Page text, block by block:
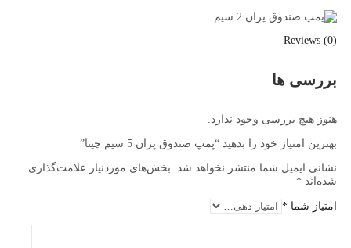
Reviews (0)
بررسی ها
هنوز هیچ بررسی وجود ندارد.
بهترین امتیاز خود را بدهید “پمپ صندوق پران 5 سیم چیتا”
نشانی ایمیل شما منتشر نخواهد شد.
بخش‌های موردنیاز علامت‌گذاری
شده‌اند *
امتیاز شما *